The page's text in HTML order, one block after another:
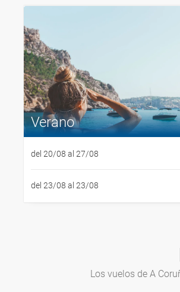
Verano
del 20/08 al 27/08
del 23/08 al 23/08
Los vuelos de A